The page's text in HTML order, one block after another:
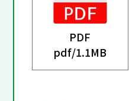
PDF
pdf/1.1MB